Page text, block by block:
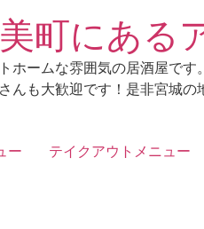
町にある
ホームな雰囲気の居酒屋で
んも大歓迎です！是非宮城
ー テイクアウトメニュー